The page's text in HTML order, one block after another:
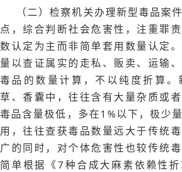
（二）检察机关办理新型毒品案
点，综合判断社会危害性，注重罪
数认定为主而非简单套用数量认定
量以查证属实的走私、贩卖、运输
毒品的数量计算，不以纯度折算。
草、香囊中，往往含有大量杂质或
毒品含量极低，多在1%以下，极少
用，往往查获毒品数量远大于传统
广的同时，对个体危害性也较传统
简单根据《7种合成大麻素依赖性